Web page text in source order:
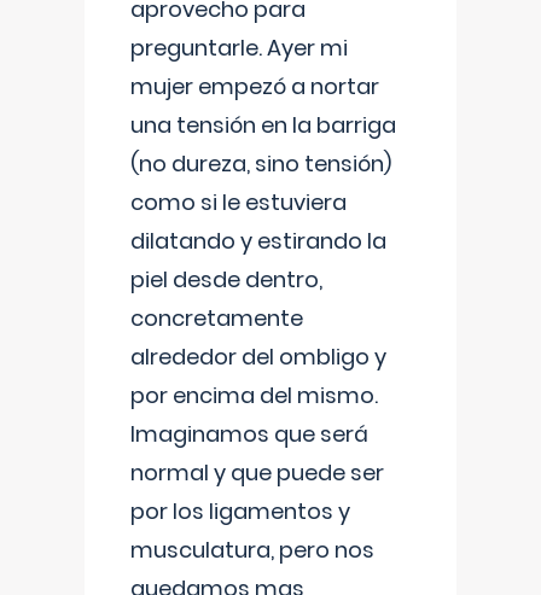
aprovecho para
preguntarle. Ayer mi
mujer empezó a nortar
una tensión en la barriga
(no dureza, sino tensión)
como si le estuviera
dilatando y estirando la
piel desde dentro,
concretamente
alrededor del ombligo y
por encima del mismo.
Imaginamos que será
normal y que puede ser
por los ligamentos y
musculatura, pero nos
quedamos mas